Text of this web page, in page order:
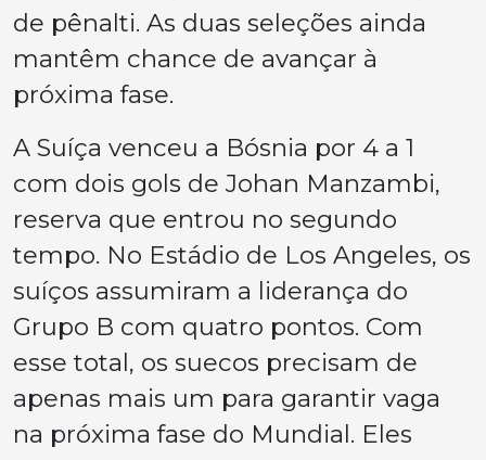
de pênalti. As duas seleções ainda
mantêm chance de avançar à
próxima fase.
A Suíça venceu a Bósnia por 4 a 1
com dois gols de Johan Manzambi,
reserva que entrou no segundo
tempo. No Estádio de Los Angeles, os
suíços assumiram a liderança do
Grupo B com quatro pontos. Com
esse total, os suecos precisam de
apenas mais um para garantir vaga
na próxima fase do Mundial. Eles